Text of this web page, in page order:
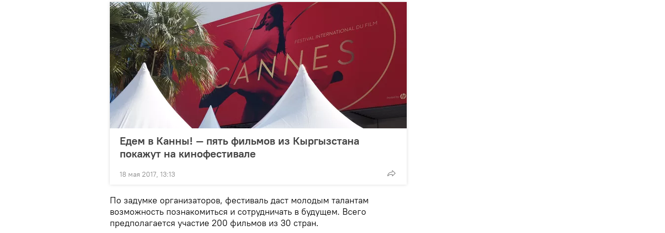
Едем в Канны! — пять фильмов из Кыргызстана
покажут на кинофестивале
18 мая 2017, 13:13
По задумке организаторов, фестиваль даст молодым талантам
возможность познакомиться и сотрудничать в будущем. Всего
предполагается участие 200 фильмов из 30 стран.